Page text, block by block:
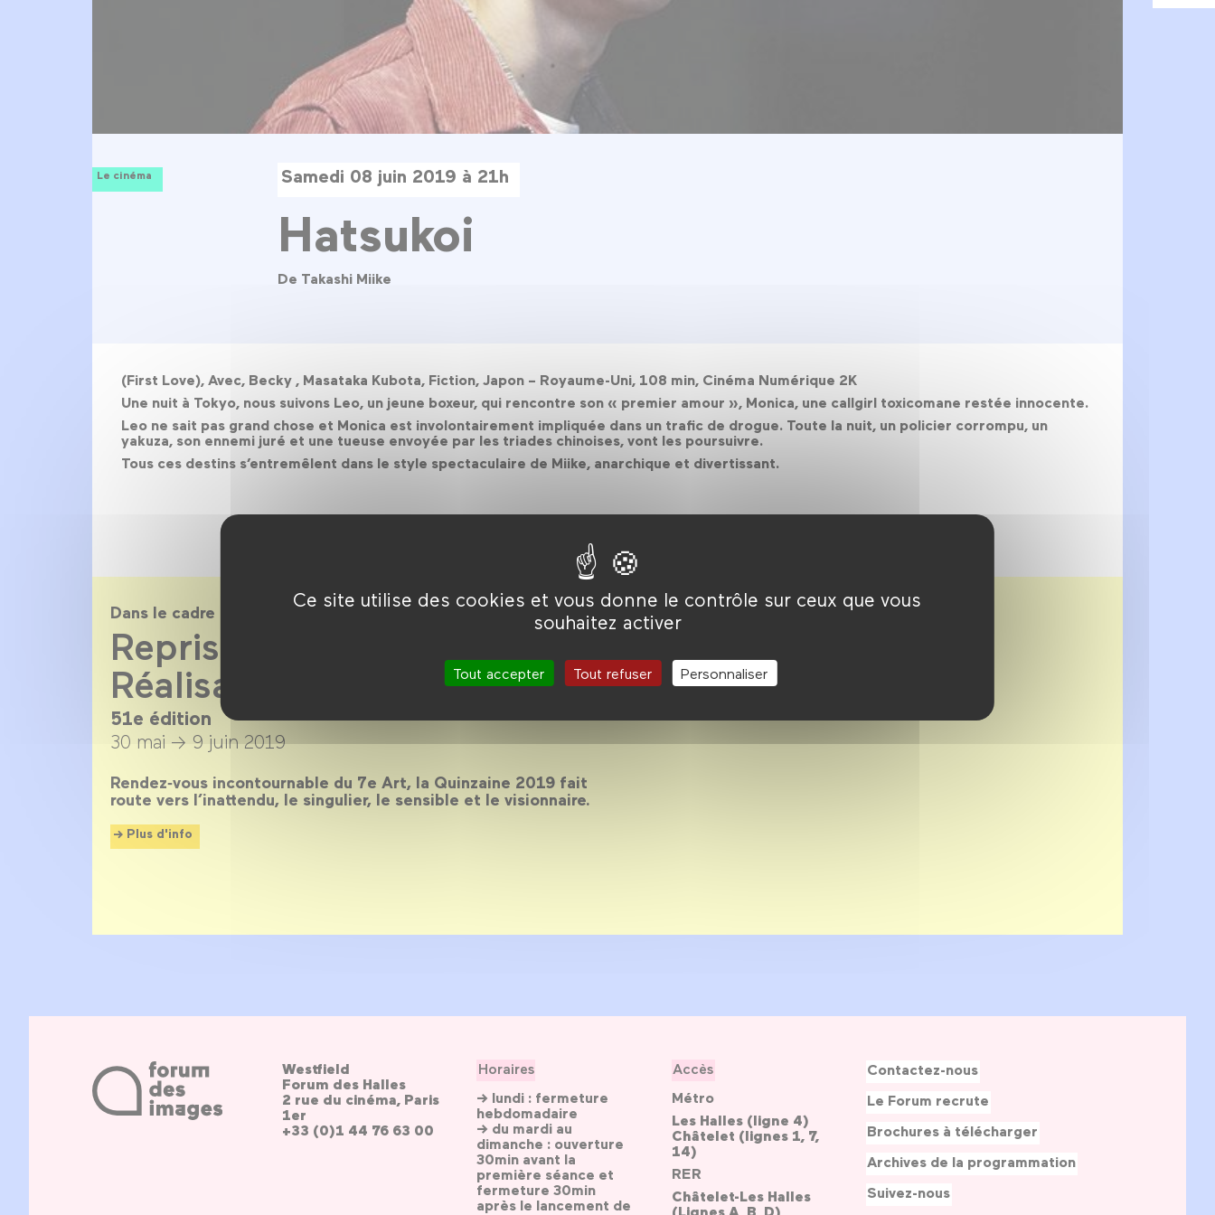
Ce site utilise des cookies et vous donne le contrôle sur ceux que vous
souhaitez activer
Tout accepter Tout refuser Personnaliser
Le cinéma Samedi 08 juin 2019 à 21h
Hatsukoi
De Takashi Miike
(First Love), Avec, Becky , Masataka Kubota, Fiction, Japon – Royaume-Uni, 108 min, Cinéma Numérique 2K
Une nuit à Tokyo, nous suivons Leo, un jeune boxeur, qui rencontre son « premier amour », Monica, une callgirl toxicomane restée innocente.
Leo ne sait pas grand chose et Monica est involontairement impliquée dans un trafic de drogue. Toute la nuit, un policier corrompu, un
yakuza, son ennemi juré et une tueuse envoyée par les triades chinoises, vont les poursuivre.
Tous ces destins s’entremêlent dans le style spectaculaire de Miike, anarchique et divertissant.
Dans le cadre de
Reprise de la Quinzaine des
Réalisateurs 2019
51e édition
30 mai → 9 juin 2019
Rendez‑vous incontournable du 7e Art, la Quinzaine 2019 fait
route vers l’inattendu, le singulier, le sensible et le visionnaire.
Plus d'info
Westfield
Forum des Halles
2 rue du cinéma, Paris
1er
+33 (0)1 44 76 63 00
Horaires
→ lundi : fermeture
hebdomadaire
→ du mardi au
dimanche : ouverture
30min avant la
première séance et
fermeture 30min
après le lancement de
Accès
Métro
Les Halles (ligne 4)
Châtelet (lignes 1, 7,
14)
RER
Châtelet-Les Halles
Contactez-nous
Le Forum recrute
Brochures à télécharger
Archives de la programmation
Suivez-nous